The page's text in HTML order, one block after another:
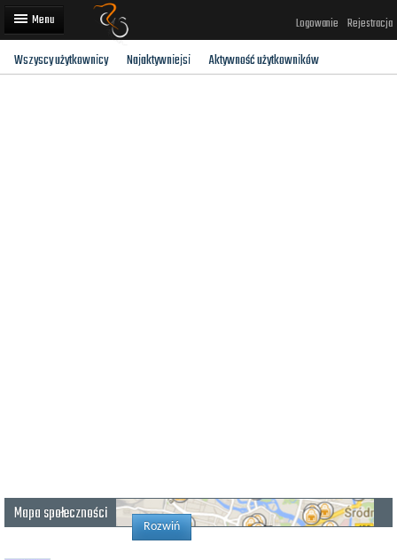
Logowanie Rejestracja
Artykuły
Wszyscy użytkownicy Najaktywniejsi Aktywność użytkowników
Mapa społeczności
Rozwiń